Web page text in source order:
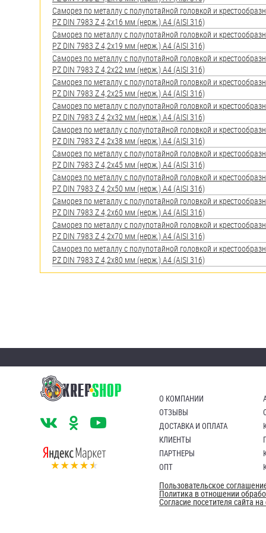
Пробки
Саморезы и шурупы
Стопорные кольца
Такелаж
Хомуты
Шайбы
Шпильки
Шплинты
Штифты и пальцы
Саморез по металлу с полупотайной головкой и
PZ DIN 7983 Z 4,2х16 мм (нерж.) A4 (AISI 316)
Саморез по металлу с полупотайной головкой и
PZ DIN 7983 Z 4,2х19 мм (нерж.) A4 (AISI 316)
Саморез по металлу с полупотайной головкой и
PZ DIN 7983 Z 4,2х22 мм (нерж.) A4 (AISI 316)
Саморез по металлу с полупотайной головкой и
PZ DIN 7983 Z 4,2х25 мм (нерж.) A4 (AISI 316)
Саморез по металлу с полупотайной головкой и
PZ DIN 7983 Z 4,2х32 мм (нерж.) A4 (AISI 316)
Саморез по металлу с полупотайной головкой и
PZ DIN 7983 Z 4,2х38 мм (нерж.) A4 (AISI 316)
Саморез по металлу с полупотайной головкой и
PZ DIN 7983 Z 4,2х45 мм (нерж.) A4 (AISI 316)
Саморез по металлу с полупотайной головкой и
PZ DIN 7983 Z 4,2х50 мм (нерж.) A4 (AISI 316)
Саморез по металлу с полупотайной головкой и
PZ DIN 7983 Z 4,2х60 мм (нерж.) A4 (AISI 316)
Саморез по металлу с полупотайной головкой и
PZ DIN 7983 Z 4,2х70 мм (нерж.) A4 (AISI 316)
Саморез по металлу с полупотайной головкой и
PZ DIN 7983 Z 4,2х80 мм (нерж.) A4 (AISI 316)
О КОМПАНИИ
ОТЗЫВЫ
ДОСТАВКА И ОПЛАТА
КЛИЕНТЫ
ПАРТНЕРЫ
ОПТ
Пользовательское
Политика в отношении
Согласие посетителя сайта